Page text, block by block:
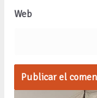
Web